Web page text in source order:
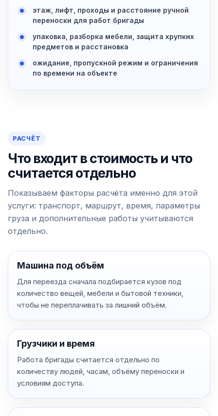
этаж, лифт, проходы и расстояние ручной
переноски для работ бригады
упаковка, разборка мебели, защита хрупких
предметов и расстановка
ожидание, пропускной режим и ограничения
по времени на объекте
РАСЧЁТ
Что входит в стоимость и что
считается отдельно
Показываем факторы расчёта именно для этой
услуги: транспорт, маршрут, время, параметры
груза и дополнительные работы учитываются
отдельно.
Машина под объём
Для переезда сначала подбирается кузов под
количество вещей, мебели и бытовой техники,
чтобы не переплачивать за лишний объём.
Грузчики и время
Работа бригады считается отдельно по
количеству людей, часам, объёму переноски и
условиям доступа.